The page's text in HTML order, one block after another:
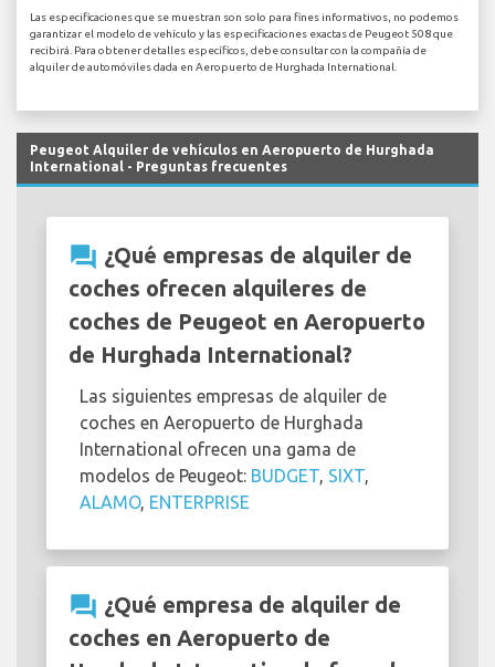
Las especificaciones que se muestran son solo para fines informativos, no podemos
garantizar el modelo de vehículo y las especificaciones exactas de Peugeot 508 que
recibirá. Para obtener detalles específicos, debe consultar con la compañía de
alquiler de automóviles dada en Aeropuerto de Hurghada International.
Peugeot Alquiler de vehículos en Aeropuerto de Hurghada
International - Preguntas frecuentes
question_answer ¿Qué empresas de alquiler de
coches ofrecen alquileres de
coches de Peugeot en Aeropuerto
de Hurghada International?
Las siguientes empresas de alquiler de
coches en Aeropuerto de Hurghada
International ofrecen una gama de
modelos de Peugeot: BUDGET, SIXT,
ALAMO, ENTERPRISE
question_answer ¿Qué empresa de alquiler de
coches en Aeropuerto de